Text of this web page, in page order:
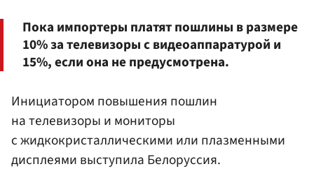
Пока импортеры платят пошлины в размере
10% за телевизоры с видеоаппаратурой и
15%, если она не предусмотрена.
Инициатором повышения пошлин
на телевизоры и мониторы
с жидкокристаллическими или плазменными
дисплеями выступила Белоруссия.